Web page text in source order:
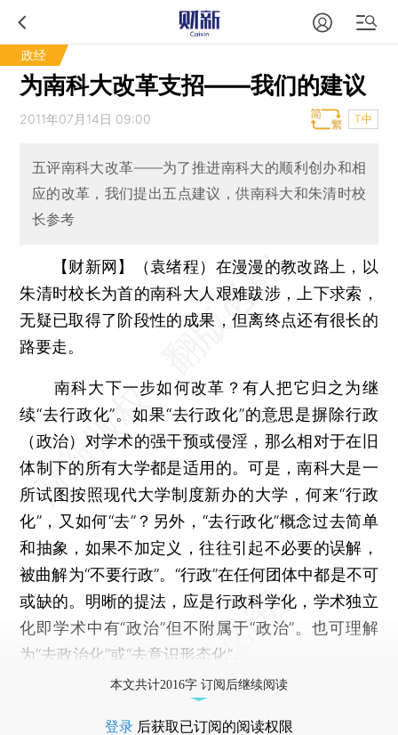
政经
为南科大改革支招——我们的建议
2011年07月14日 09:00 T中
五评南科大改革——为了推进南科大的顺利创办和相
应的改革，我们提出五点建议，供南科大和朱清时校
长参考
【财新网】（袁绪程） 在漫漫的教改路上，以
朱清时校长为首的南科大人艰难跋涉，上下求索，
无疑已取得了阶段性的成果，但离终点还有很长的
路要走。
南科大下一步如何改革？有人把它归之为继
续“去行政化”。如果“去行政化”的意思是摒除行政
（政治）对学术的强干预或侵淫，那么相对于在旧
体制下的所有大学都是适用的。可是，南科大是一
所试图按照现代大学制度新办的大学，何来“行政
化”，又如何“去”？另外，“去行政化”概念过去简单
和抽象，如果不加定义，往往引起不必要的误解，
被曲解为“不要行政”。“行政”在任何团体中都是不可
或缺的。明晰的提法，应是行政科学化，学术独立
化即学术中有“政治”但不附属于“政治”。也可理解
为“去政治化”或“去意识形态化”。
本文共计2016字 订阅后继续阅读
登录 后获取已订阅的阅读权限